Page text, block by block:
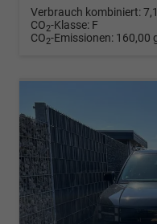
Verbrauch kombiniert:
CO2-Klasse: F
CO2-Emissionen: 160,00